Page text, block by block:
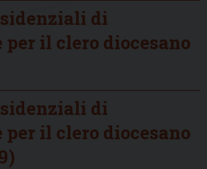
di
il clero diocesano
di
il clero diocesano